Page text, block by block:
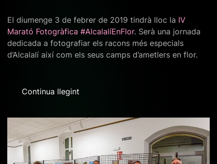
El diumenge 3 de febrer de 2019 tindrà lloc la IV
Marató Fotogràfica #AlcalalíEnFlor. Serà una jornada
dedicada a fotografiar els racons més especials
d’Alcalalí així com els seus camps d’ametlers en flor.
Continua llegint